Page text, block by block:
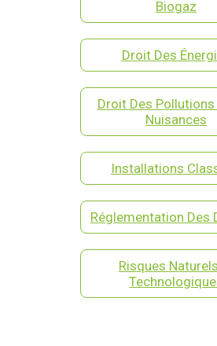
Biogaz
Droit Des
Droit Des Pollutions
Nuisances
Installations
Réglementation Des
Risques